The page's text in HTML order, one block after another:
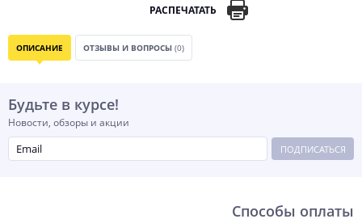
РАСПЕЧАТАТЬ
ОПИСАНИЕ ОТЗЫВЫ И ВОПРОСЫ (0)
Будьте в курсе!
Новости, обзоры и акции
ПОДПИСАТЬСЯ
Способы оплаты